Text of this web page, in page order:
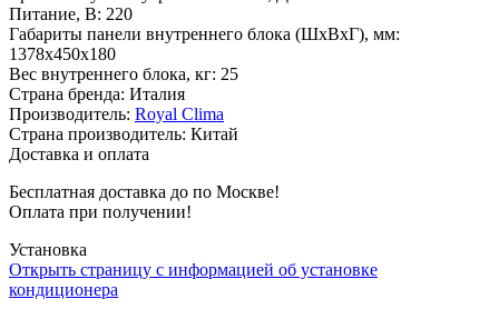
Питание, В: 220
Габариты панели внутреннего блока (ШхВхГ), мм:
1378x450x180
Вес внутреннего блока, кг: 25
Страна бренда: Италия
Производитель: Royal Clima
Страна производитель: Китай
Доставка и оплата
Бесплатная доставка до по Москве!
Оплата при получении!
Установка
Открыть страницу с информацией об установке
кондиционера